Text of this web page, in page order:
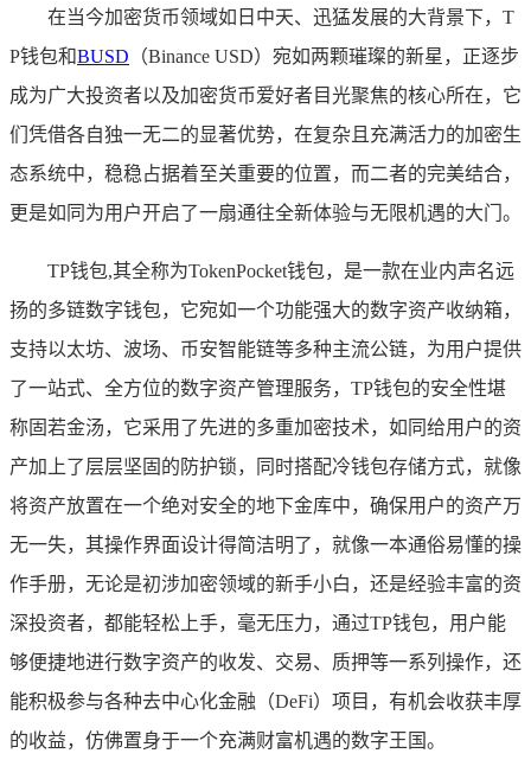
在当今加密货币领域如日中天、迅猛发展的大背景下，T
P钱包和BUSD （Binance USD）宛如两颗璀璨的新星，正逐步
成为广大投资者以及加密货币爱好者目光聚焦的核心所在，它
们凭借各自独一无二的显著优势，在复杂且充满活力的加密生
态系统中，稳稳占据着至关重要的位置，而二者的完美结合，
更是如同为用户开启了一扇通往全新体验与无限机遇的大门。
TP钱包,其全称为TokenPocket钱包，是一款在业内声名远
扬的多链数字钱包，它宛如一个功能强大的数字资产收纳箱，
支持以太坊、波场、币安智能链等多种主流公链，为用户提供
了一站式、全方位的数字资产管理服务，TP钱包的安全性堪
称固若金汤，它采用了先进的多重加密技术，如同给用户的资
产加上了层层坚固的防护锁，同时搭配冷钱包存储方式，就像
将资产放置在一个绝对安全的地下金库中，确保用户的资产万
无一失，其操作界面设计得简洁明了，就像一本通俗易懂的操
作手册，无论是初涉加密领域的新手小白，还是经验丰富的资
深投资者，都能轻松上手，毫无压力，通过TP钱包，用户能
够便捷地进行数字资产的收发、交易、质押等一系列操作，还
能积极参与各种去中心化金融（DeFi）项目，有机会收获丰厚
的收益，仿佛置身于一个充满财富机遇的数字王国。